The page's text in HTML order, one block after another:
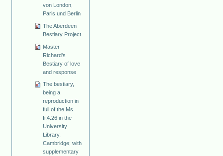
von London,
Paris und Berlin
The Aberdeen
Bestiary Project
Master
Richard's
Bestiary of love
and response
The bestiary,
being a
reproduction in
full of the Ms.
Ii.4.26 in the
University
Library,
Cambridge; with
supplementary